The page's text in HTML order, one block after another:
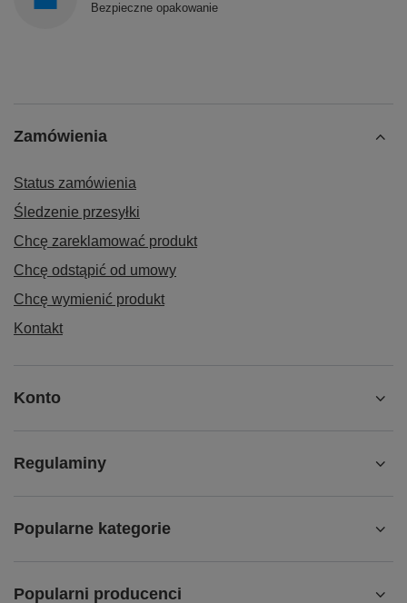
Bezpieczne opakowanie
Zamówienia
Status zamówienia
Śledzenie przesyłki
Chcę zareklamować produkt
Chcę odstąpić od umowy
Chcę wymienić produkt
Kontakt
Konto
Regulaminy
Popularne kategorie
Popularni producenci